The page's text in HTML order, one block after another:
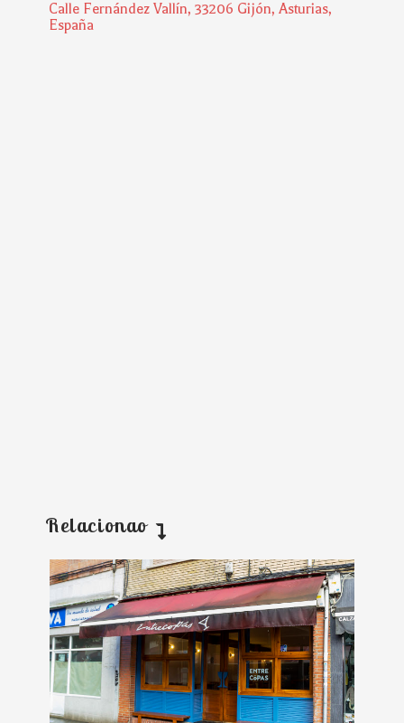
Calle Fernández Vallín, 33206 Gijón, Asturias,
España
Relacionao